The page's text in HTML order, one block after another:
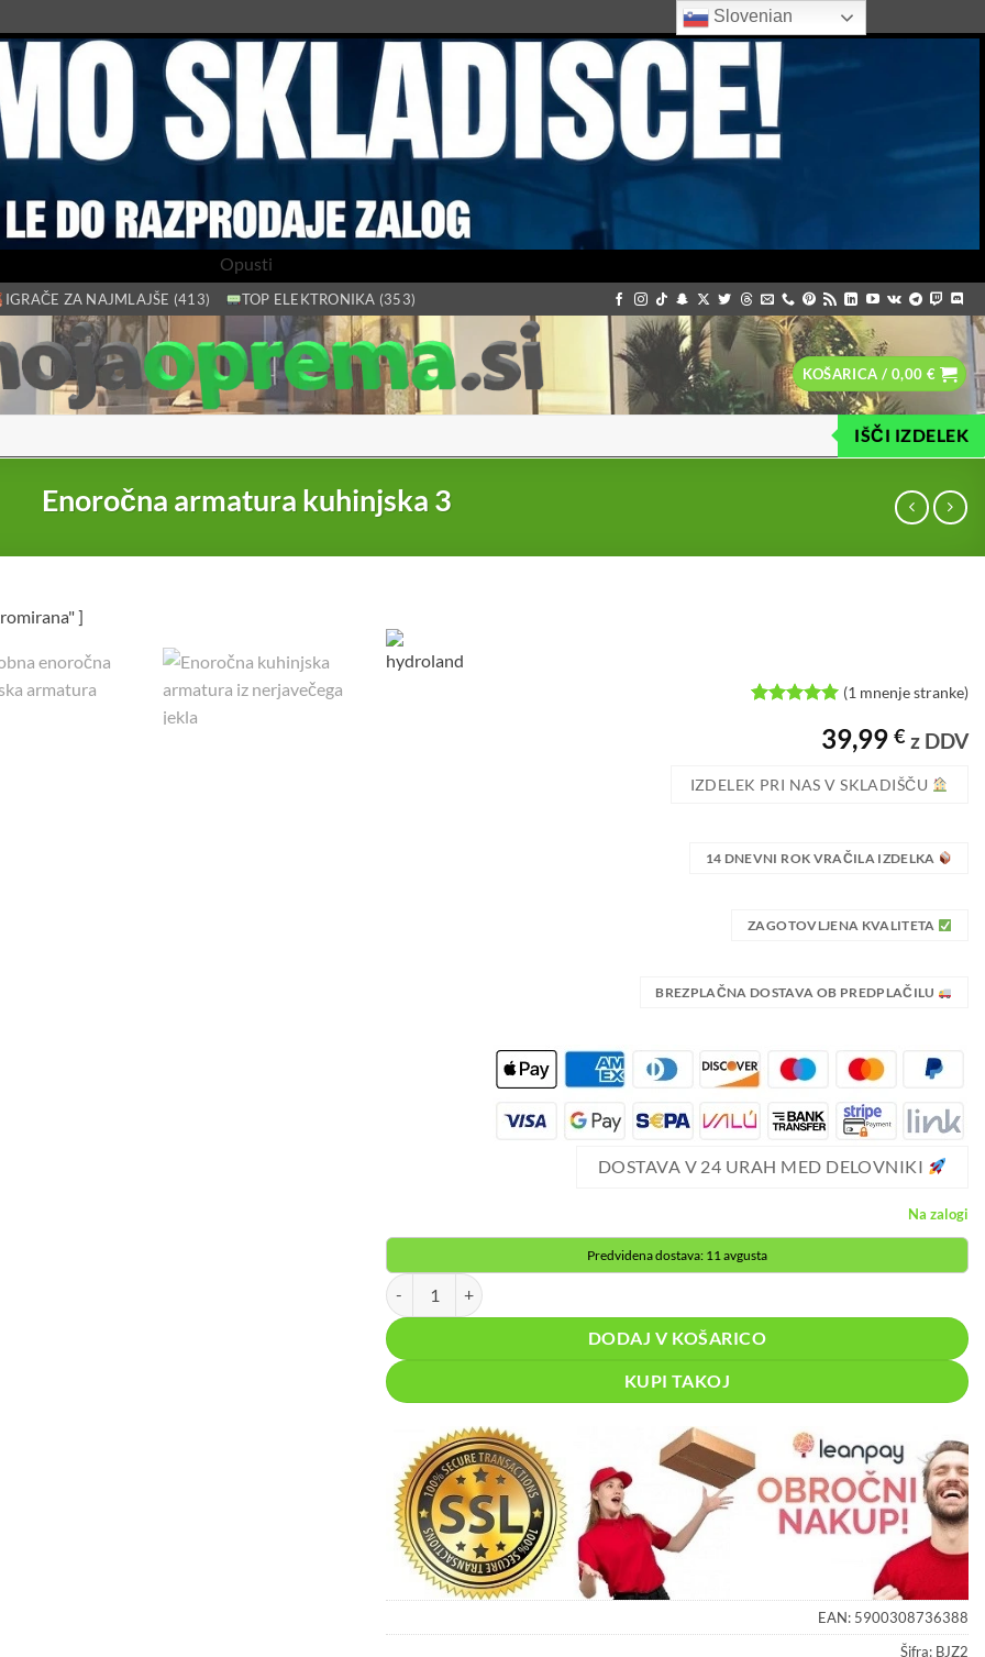
Opusti
IGRAČE ZA NAJMLAJŠE (413) TOP ELEKTRONIKA (353)
KOŠARICA / 0,00 €
IŠČI IZDELEK
Enoročna armatura kuhinjska 3
od 5 na
stranke
(1 mnenje stranke)
39,99 € z DDV
IZDELEK PRI NAS V SKLADIŠČU
14 DNEVNI ROK VRAČILA IZDELKA
ZAGOTOVLJENA KVALITETA
BREZPLAČNA DOSTAVA OB PREDPLAČILU
DOSTAVA V 24 URAH MED DELOVNIKI
Na zalogi
Predvidena dostava: 11 avgusta
Enoročna armatura kuhinjska 3 količina
DODAJ V KOŠARICO
KUPI TAKOJ
EAN: 5900308736388
Šifra: BJZ2
Slovenian